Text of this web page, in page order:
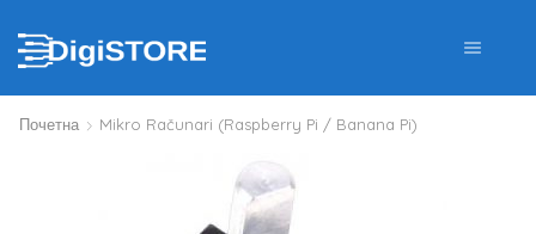
Почетна Mikro Računari (Raspberry Pi / Banana Pi)